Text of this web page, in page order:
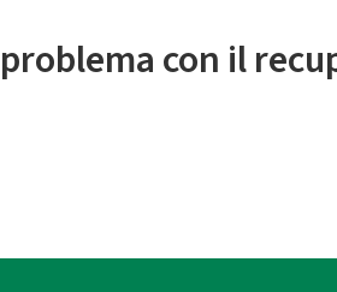
con il